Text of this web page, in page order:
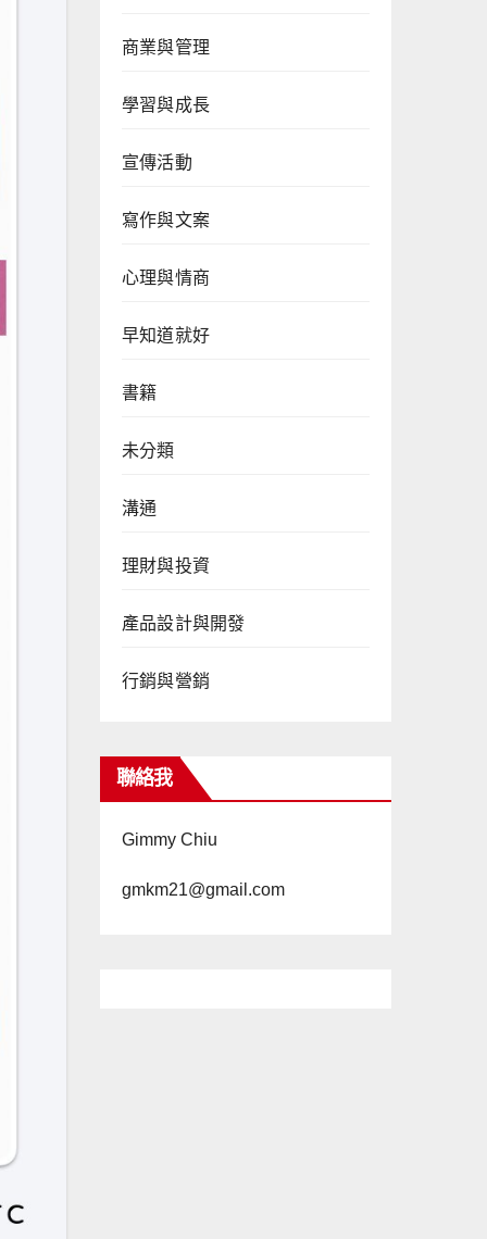
商業與管理
學習與成長
宣傳活動
寫作與文案
心理與情商
早知道就好
書籍
未分類
溝通
理財與投資
產品設計與開發
行銷與營銷
聯絡我
Gimmy Chiu
gmkm21@gmail.com